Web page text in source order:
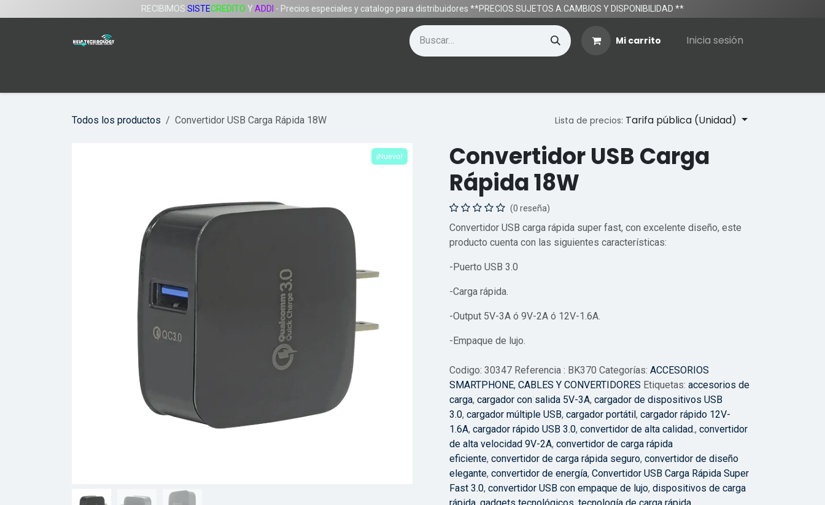
RECIBIMOS SISTECREDITO Y ADDI - Precios especiales y catalogo para distribuidores **PRECIOS SUJETOS A CAMBIOS Y DISPONIBILIDAD **
Mi carrito Inicia sesión
Todos los productos Convertidor USB Carga Rápida 18W Lista de precios: Tarifa pública (Unidad)
¡Nuevo!
Convertidor USB Carga
Rápida 18W
(0 reseña)
Convertidor USB carga rápida super fast, con excelente diseño, este
producto cuenta con las siguientes características:
-Puerto USB 3.0
-Carga rápida.
-Output 5V-3A ó 9V-2A ó 12V-1.6A.
-Empaque de lujo.
Codigo: 30347 Referencia : BK370 Categorías: ACCESORIOS
SMARTPHONE, CABLES Y CONVERTIDORES Etiquetas: accesorios de
carga, cargador con salida 5V-3A, cargador de dispositivos USB
3.0, cargador múltiple USB, cargador portátil, cargador rápido 12V-
1.6A, cargador rápido USB 3.0, convertidor de alta calidad., convertidor
de alta velocidad 9V-2A, convertidor de carga rápida
eficiente, convertidor de carga rápida seguro, convertidor de diseño
elegante, convertidor de energía, Convertidor USB Carga Rápida Super
Fast 3.0, convertidor USB con empaque de lujo, dispositivos de carga